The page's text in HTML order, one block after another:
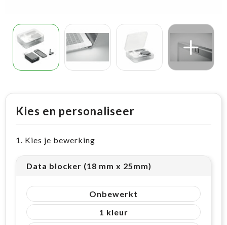
Kies en personaliseer
1. Kies je bewerking
Data blocker (18 mm x 25mm)
Onbewerkt
1